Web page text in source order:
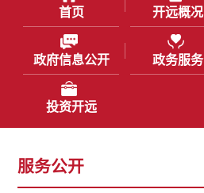
首页 开远概况
政府信息公开 政务服务
投资开远
服务公开